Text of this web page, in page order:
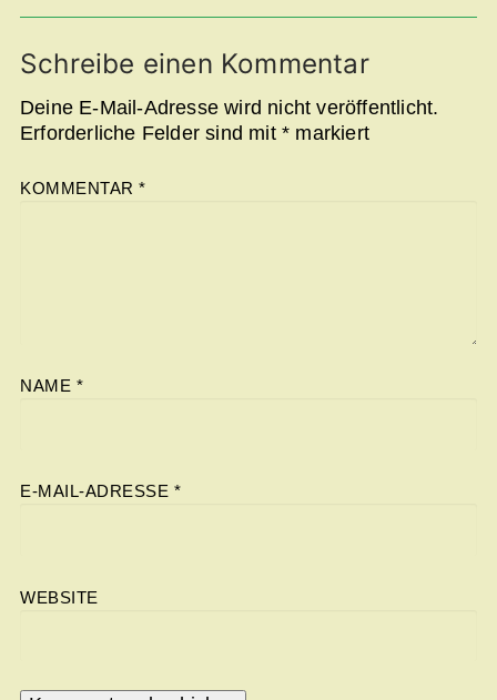
Schreibe einen Kommentar
Deine E-Mail-Adresse wird nicht veröffentlicht.
Erforderliche Felder sind mit * markiert
KOMMENTAR *
NAME *
E-MAIL-ADRESSE *
WEBSITE